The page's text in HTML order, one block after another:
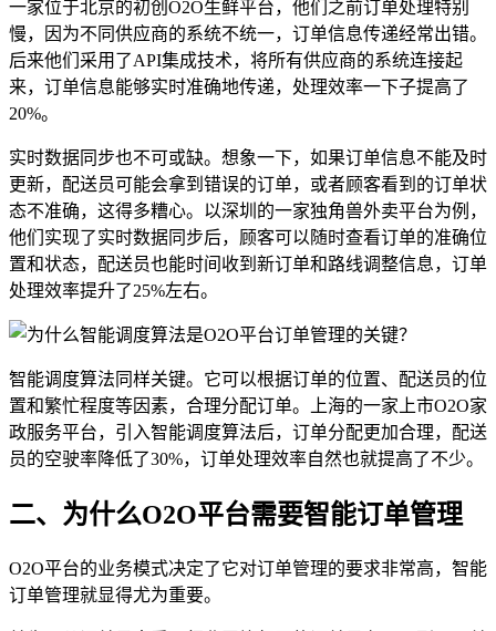
一家位于北京的初创O2O生鲜平台，他们之前订单处理特别
慢，因为不同供应商的系统不统一，订单信息传递经常出错。
后来他们采用了API集成技术，将所有供应商的系统连接起
来，订单信息能够实时准确地传递，处理效率一下子提高了
20%。
实时数据同步也不可或缺。想象一下，如果订单信息不能及时
更新，配送员可能会拿到错误的订单，或者顾客看到的订单状
态不准确，这得多糟心。以深圳的一家独角兽外卖平台为例，
他们实现了实时数据同步后，顾客可以随时查看订单的准确位
置和状态，配送员也能时间收到新订单和路线调整信息，订单
处理效率提升了25%左右。
智能调度算法同样关键。它可以根据订单的位置、配送员的位
置和繁忙程度等因素，合理分配订单。上海的一家上市O2O家
政服务平台，引入智能调度算法后，订单分配更加合理，配送
员的空驶率降低了30%，订单处理效率自然也就提高了不少。
二、为什么O2O平台需要智能订单管理
O2O平台的业务模式决定了它对订单管理的要求非常高，智能
订单管理就显得尤为重要。